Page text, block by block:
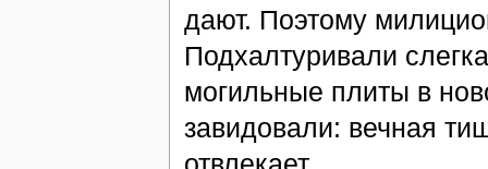
дают. Поэтому
Подхалтуривали
могильные плиты в
завидовали: вечная